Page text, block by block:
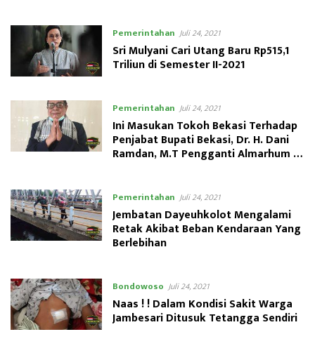
Pemerintahan Juli 24, 2021
Sri Mulyani Cari Utang Baru Rp515,1
Triliun di Semester II-2021
Pemerintahan Juli 24, 2021
Ini Masukan Tokoh Bekasi Terhadap
Penjabat Bupati Bekasi, Dr. H. Dani
Ramdan, M.T Pengganti Almarhum H.
Pemerintahan Juli 24, 2021
Jembatan Dayeuhkolot Mengalami
Retak Akibat Beban Kendaraan Yang
Berlebihan
Bondowoso Juli 24, 2021
Naas ! ! Dalam Kondisi Sakit Warga
Jambesari Ditusuk Tetangga Sendiri